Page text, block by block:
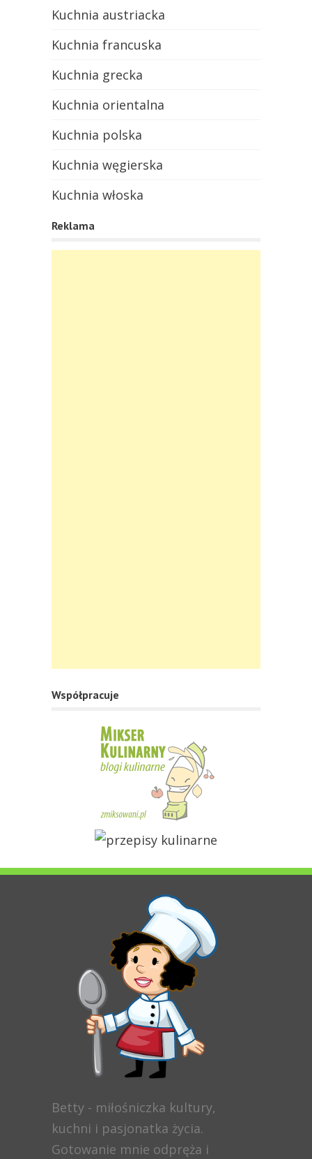
Kuchnia austriacka
Kuchnia francuska
Kuchnia grecka
Kuchnia orientalna
Kuchnia polska
Kuchnia węgierska
Kuchnia włoska
Reklama
Współpracuje
Betty - miłośniczka kultury,
kuchni i pasjonatka życia.
Gotowanie mnie odpręża i